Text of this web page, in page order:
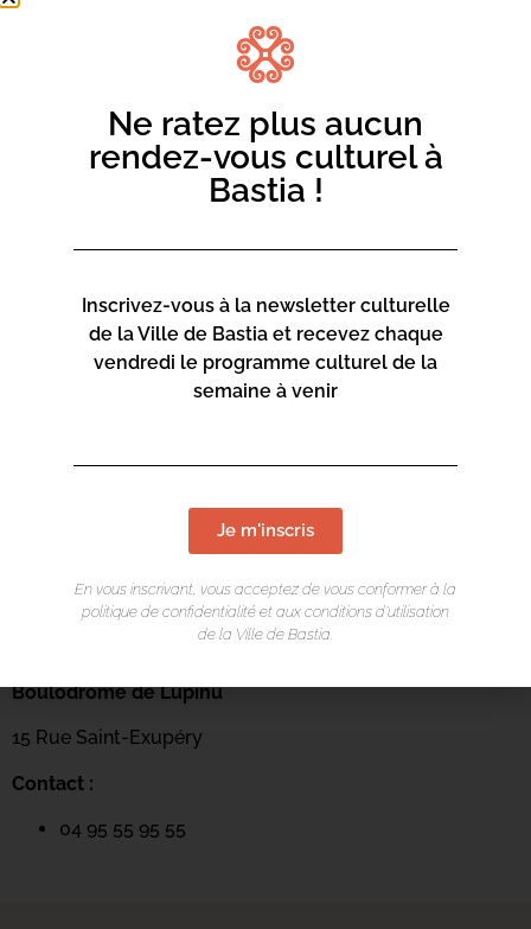
10 parties seront organisées et vous pourrez peut-être
repartir avec l’un des plus de 3000 lots mis en jeu. 4
parties « Super bingo » seront également jouées.
LIEU DE L'ÉVÉNEMENT
Boulodrome de Lupinu
15 Rue Saint-Exupéry
Contact :
04 95 55 95 55
Ne ratez plus aucun
rendez-vous culturel à
Bastia !
Inscrivez-vous à la newsletter culturelle
de la Ville de Bastia et recevez chaque
vendredi le programme culturel de la
semaine à venir
Je m'inscris
En vous inscrivant, vous acceptez de vous conformer à la
politique de confidentialité et aux conditions d’utilisation
de la Ville de Bastia.